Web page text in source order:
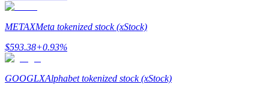
Share 500000 CASHCAT prize pool
METAXMeta tokenized stock (xStock)
$593.38+0.93%
GOOGLXAlphabet tokenized stock (xStock)